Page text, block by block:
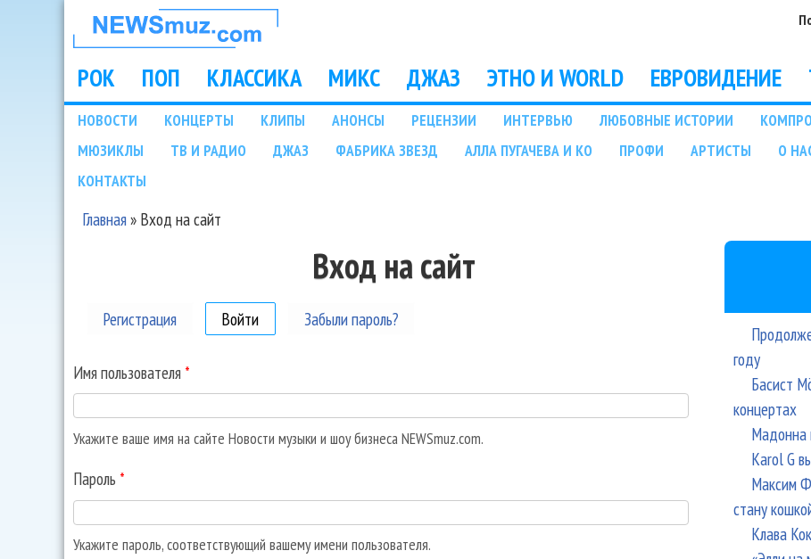
НОВОСТИ
МУЗЫКИ И
ШОУ БИЗНЕСА
NEWSMUZ.COM
Main menu
РОК ПОП КЛАССИКА МИКС ДЖАЗ ЭТНО И WORLD ЕВРОВИДЕНИЕ
Подразделы
НОВОСТИ КОНЦЕРТЫ КЛИПЫ АНОНСЫ РЕЦЕНЗИИ ИНТЕРВЬЮ ЛЮБОВНЫЕ ИСТОРИИ
МЮЗИКЛЫ
ТВ И РАДИО ДЖАЗ ФАБРИКА ЗВЕЗД АЛЛА ПУГАЧЕВА И КО ПРОФИ АРТИСТЫ О
КОНТАКТЫ
Вы здесь
Главная» Вход на сайт
Вход на сайт
Регистрация Войти (активная вкладка)
Забыли пароль?
Имя пользователя *
Укажите ваше имя на сайте Новости музыки и шоу бизнеса NEWSmuz.com.
Пароль *
Укажите пароль, соответствующий вашему имени пользователя.
году
Басист
концертах
Мадонна
Karol G
Максим
стану
Клава